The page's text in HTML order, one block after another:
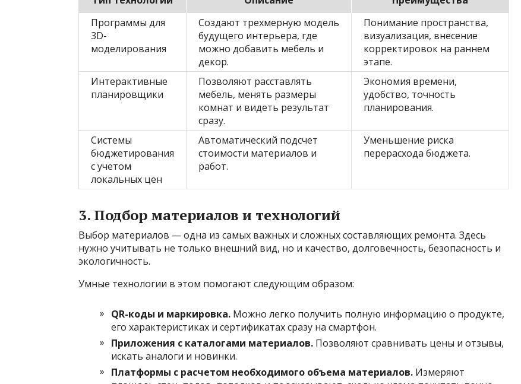
Программы для
3D-
моделирования
Создают трехмерную модель
будущего интерьера, где
можно добавить мебель и
декор.
Понимание пространства,
визуализация, внесение
корректировок на раннем
этапе.
Интерактивные
планировщики
Позволяют расставлять
мебель, менять размеры
комнат и видеть результат
сразу.
Экономия времени,
удобство, точность
планирования.
Системы
бюджетирования
с учетом
локальных цен
Автоматический подсчет
стоимости материалов и
работ.
Уменьшение риска
перерасхода бюджета.
3. Подбор материалов и технологий
Выбор материалов — одна из самых важных и сложных составляющих ремонта. Здесь
нужно учитывать не только внешний вид, но и качество, долговечность, безопасность и
экологичность.
Умные технологии в этом помогают следующим образом:
QR-коды и маркировка. Можно легко получить полную информацию о продукте,
его характеристиках и сертификатах сразу на смартфон.
Приложения с каталогами материалов. Позволяют сравнивать цены и отзывы,
искать аналоги и новинки.
Платформы с расчетом необходимого объема материалов. Измеряют